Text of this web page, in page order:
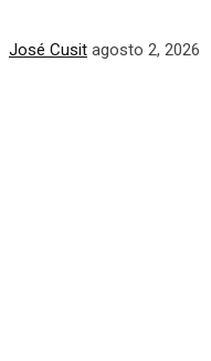
José Cusit agosto 2, 2026